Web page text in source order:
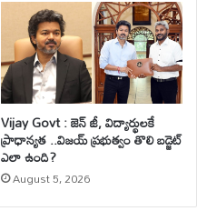
Vijay Govt : జెన్ జీ, విద్యార్థులకే
ప్రాధాన్యత ..విజయ్ ప్రభుత్వం తొలి బడ్జెట్
ఎలా ఉంది?
August 5, 2026